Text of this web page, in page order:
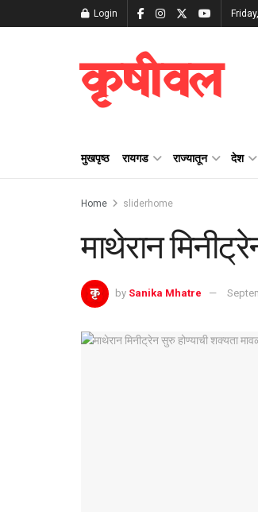
Login
कृषीवल
मुखपृष्ठ रायगड राज्यातून देश
Home sliderhome
माथेरान
by Sanika Mhatre